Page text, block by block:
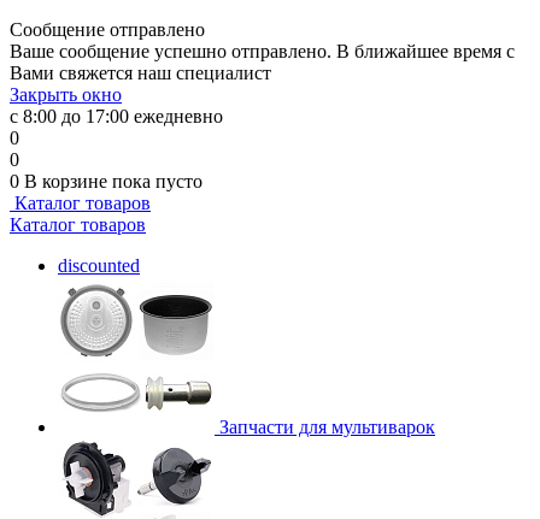
Сообщение отправлено
Ваше сообщение успешно отправлено. В ближайшее время с
Вами свяжется наш специалист
Закрыть окно
с 8:00 до 17:00 ежедневно
0
0
0 В корзине пока пусто
Каталог товаров
Каталог товаров
discounted
Запчасти для мультиварок